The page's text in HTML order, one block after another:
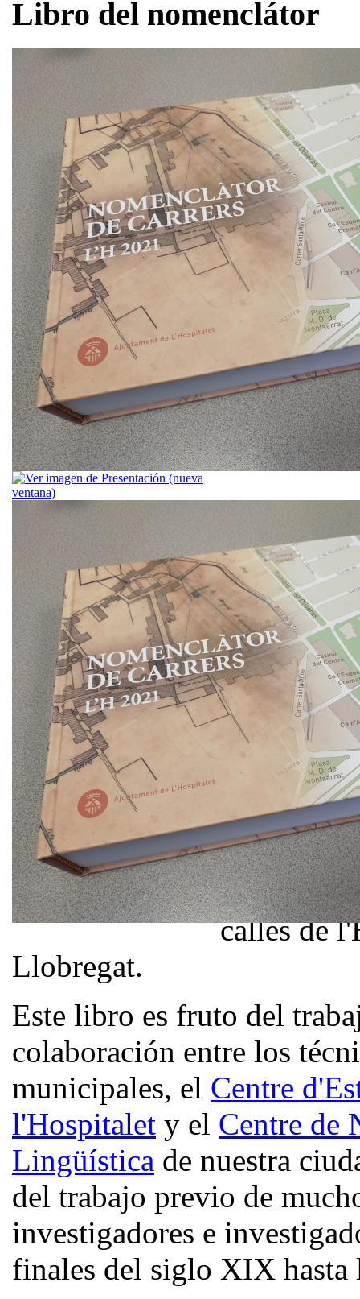
Libro del nomenclátor
El
primer
la ciudad,
nombre
calles.
recoge,
a lo largo
sobre los
calles de
Llobregat.
Este libro es fruto del
colaboración entre los
municipales, el Centre
l'Hospitalet y el Centre de
Lingüística de nuestra
del trabajo previo de
investigadores e
finales del siglo XIX hasta